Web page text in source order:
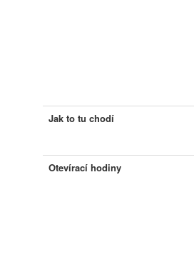
Jak to tu chodí
Otevírací hodiny